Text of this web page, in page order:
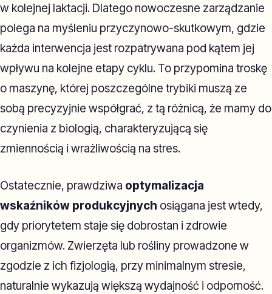
w kolejnej laktacji. Dlatego nowoczesne zarządzanie
polega na myśleniu przyczynowo-skutkowym, gdzie
każda interwencja jest rozpatrywana pod kątem jej
wpływu na kolejne etapy cyklu. To przypomina troskę
o maszynę, której poszczególne trybiki muszą ze
sobą precyzyjnie współgrać, z tą różnicą, że mamy do
czynienia z biologią, charakteryzującą się
zmiennością i wrażliwością na stres.
Ostatecznie, prawdziwa optymalizacja
wskaźników produkcyjnych osiągana jest wtedy,
gdy priorytetem staje się dobrostan i zdrowie
organizmów. Zwierzęta lub rośliny prowadzone w
zgodzie z ich fizjologią, przy minimalnym stresie,
naturalnie wykazują większą wydajność i odporność.